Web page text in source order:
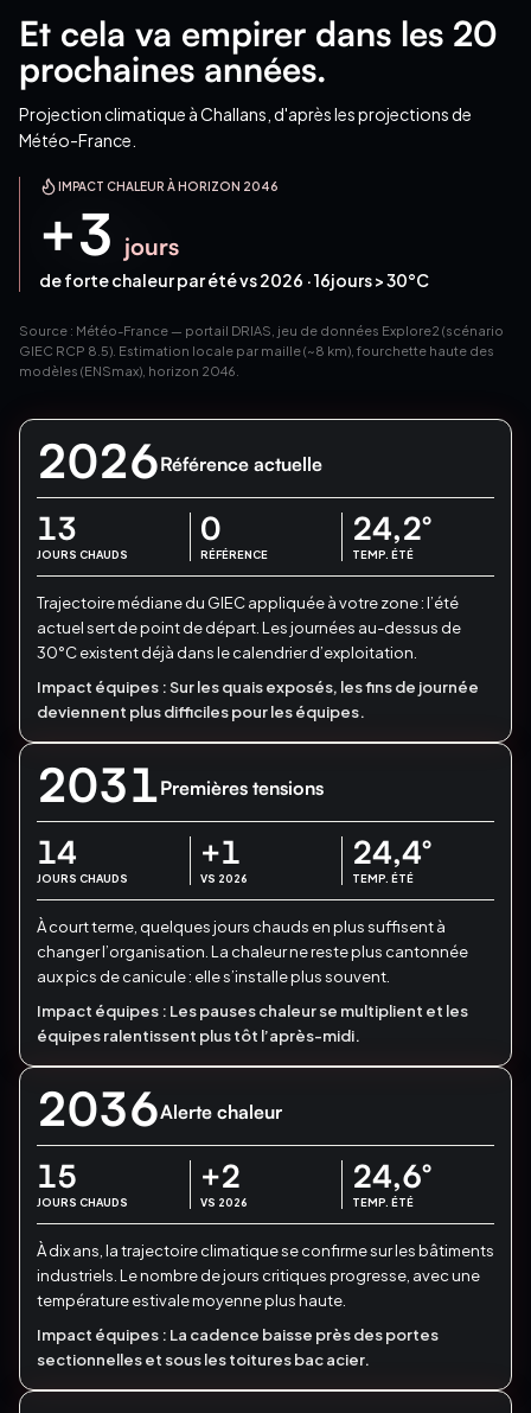
Et cela va empirer dans les 20
prochaines années.
Projection climatique à Challans , d'après les projections de
Météo-France.
IMPACT CHALEUR À HORIZON 2046
+3 jours
de forte chaleur par été vs 2026 ·16jours > 30°C
Source : Météo-France — portail DRIAS, jeu de données Explore2 (scénario
GIEC RCP 8.5). Estimation locale par maille (~8 km), fourchette haute des
modèles (ENSmax), horizon 2046.
2026Référence actuelle
13
JOURS CHAUDS
0
RÉFÉRENCE
24,2°
TEMP. ÉTÉ
Trajectoire médiane du GIEC appliquée à votre zone : l’été
actuel sert de point de départ. Les journées au-dessus de
30°C existent déjà dans le calendrier d’exploitation.
Impact équipes :Sur les quais exposés, les fins de journée
deviennent plus difficiles pour les équipes.
2031Premières tensions
14
JOURS CHAUDS
+1
VS 2026
24,4°
TEMP. ÉTÉ
À court terme, quelques jours chauds en plus suffisent à
changer l’organisation. La chaleur ne reste plus cantonnée
aux pics de canicule : elle s’installe plus souvent.
Impact équipes : Les pauses chaleur se multiplient et les
équipes ralentissent plus tôt l’après-midi.
2036Alerte chaleur
15
JOURS CHAUDS
+2
VS 2026
24,6°
TEMP. ÉTÉ
À dix ans, la trajectoire climatique se confirme sur les bâtiments
industriels. Le nombre de jours critiques progresse, avec une
température estivale moyenne plus haute.
Impact équipes : La cadence baisse près des portes
sectionnelles et sous les toitures bac acier.